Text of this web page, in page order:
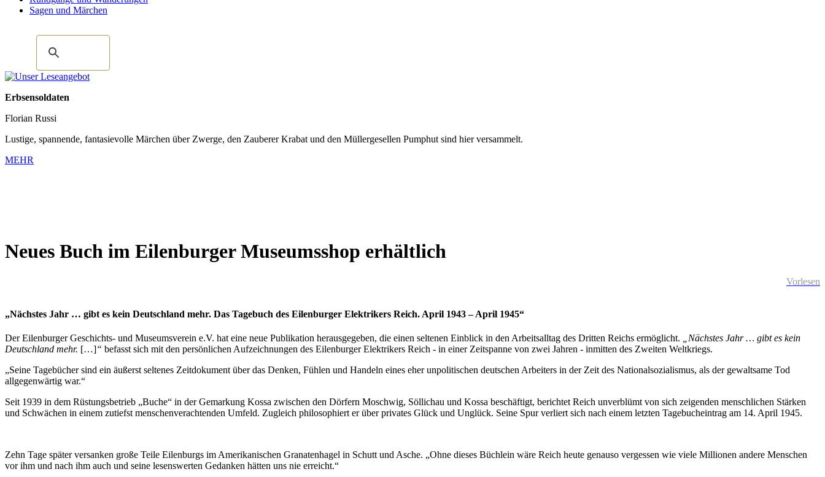
Sagen und Märchen
Erbsensoldaten
Florian Russi
Lustige, spannende, fantasievolle Märchen über Zwerge, den Zauberer Krabat und den Müllergesellen Pumphut sind hier versammelt.
MEHR
Neues Buch im Eilenburger Museumsshop erhältlich
Vorlesen
„Nächstes Jahr … gibt es kein Deutschland mehr. Das Tagebuch des Eilenburger Elektrikers Reich. April 1943 – April 1945“
Der Eilenburger Geschichts- und Museumsverein e.V. hat eine neue Publikation herausgegeben, die einen seltenen Einblick in den Arbeitsalltag des Dritten Reichs ermöglicht.
„Nächstes Jahr … gibt es kein
Deutschland mehr. […]“ befasst sich mit den persönlichen Aufzeichnungen des Eilenburger Elektrikers Reich - in einer Zeitspanne von zwei Jahren - inmitten des Zweiten Weltkriegs.
„Seine Tagebücher sind ein äußerst seltenes Zeitdokument über das Denken, Fühlen und Handeln eines eher unpolitischen deutschen Arbeiters in der Zeit des Nationalsozialismus, als der gewaltsame Tod
allgegenwärtig war.“
Seit 1939 in dem Rüstungsbetrieb „Buche“ in der Gemarkung Kossa zwischen den Dörfern Moschwig, Söllichau und Kossa beschäftigt, berichtet Reich unverblümt von sich zeigenden menschlichen Stärken
und Schwächen in einem zutiefst menschenverachtenden Umfeld. Zugleich philosophiert er über privates Glück und Unglück. Seine Spur verliert sich nach einem letzten Tagebucheintrag am 14. April 1945.
Zehn Tage später versanken große Teile Eilenburgs im Amerikanischen Granatenhagel in Schutt und Asche. „Ohne dieses Büchlein wäre Reich heute genauso vergessen wie viele Millionen andere Menschen
vor ihm und nach ihm auch und seine lesenswerten Gedanken hätten uns nie erreicht.“